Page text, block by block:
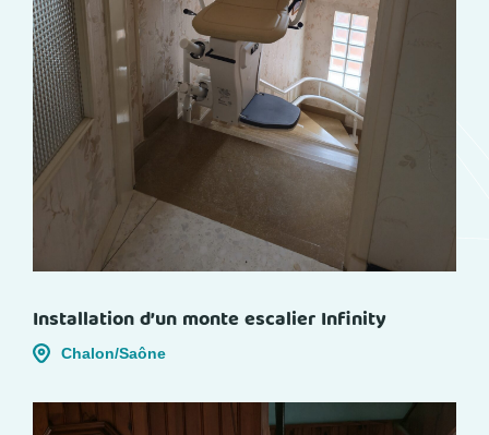
Installation d’un monte escalier Infinity
Chalon/Saône